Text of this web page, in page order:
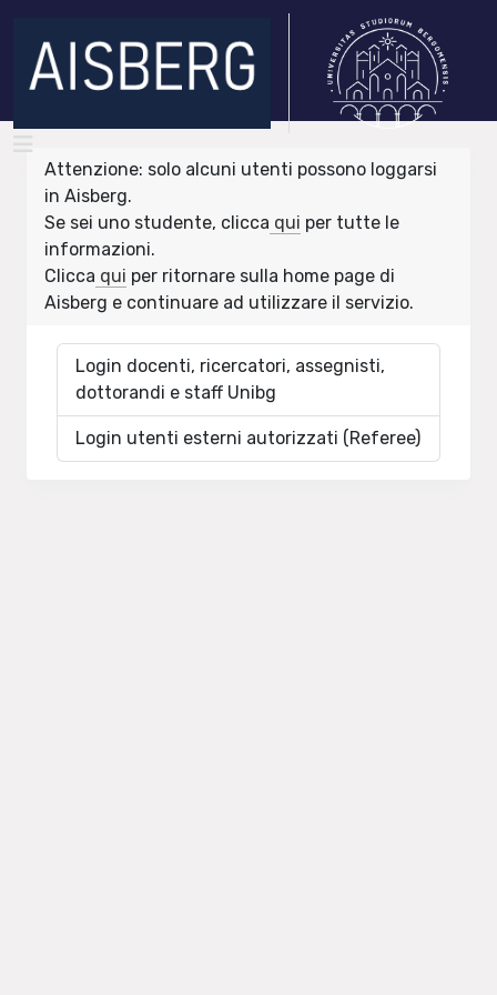
Attenzione: solo alcuni utenti possono loggarsi
in Aisberg.
Se sei uno studente, clicca qui per tutte le
informazioni.
Clicca qui per ritornare sulla home page di
Aisberg e continuare ad utilizzare il servizio.
Login docenti, ricercatori, assegnisti,
dottorandi e staff Unibg
Login utenti esterni autorizzati (Referee)